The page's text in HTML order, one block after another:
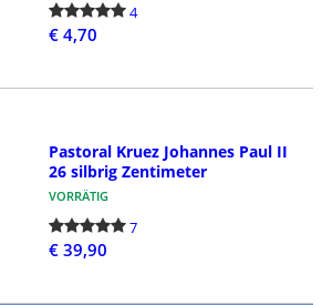
4
€ 4,70
Pastoral Kruez Johannes Paul II
26 silbrig Zentimeter
VORRÄTIG
7
€ 39,90